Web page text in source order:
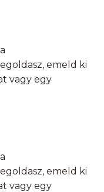
emeld ki
vagy egy
emeld ki
vagy egy